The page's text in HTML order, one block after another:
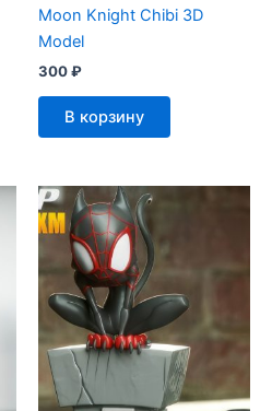
Moon Knight Chibi 3D
Model
300₽
В корзину